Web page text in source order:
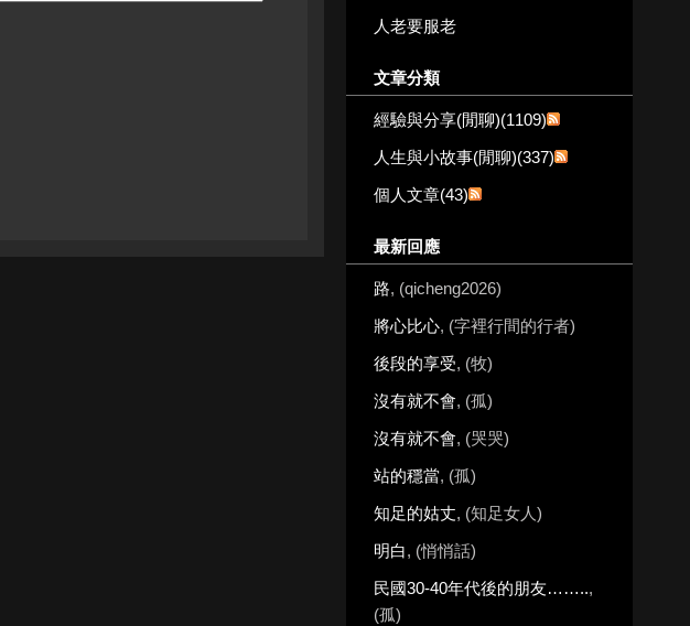
人老要服老
文章分類
經驗與分享(閒聊)(1109)
人生與小故事(閒聊)(337)
個人文章(43)
最新回應
路, (qicheng2026)
將心比心, (字裡行間的行者)
後段的享受, (牧)
沒有就不會, (孤)
沒有就不會, (哭哭)
站的穩當, (孤)
知足的姑丈, (知足女人)
明白, (悄悄話)
民國30-40年代後的朋友……..,
(孤)